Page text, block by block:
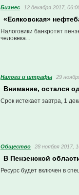
Бизнес 12 декабря 2017,
«Есяковская»
Налоговики банкротят
человека...
Налоги и штрафы 29
Внимание, остался
Срок истекает завтра, 1
Общество 28 ноября 2017,
В Пензенской
Ресурс будет включен в